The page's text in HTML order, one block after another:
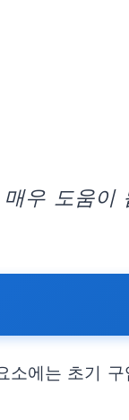
우 도움이
에는 초기